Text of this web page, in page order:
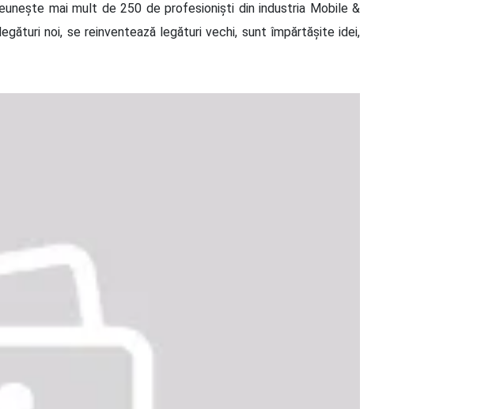
mai mult de 250 de profesionişti din industria Mobile &
noi, se reinventează legături vechi, sunt împărtăşite idei,